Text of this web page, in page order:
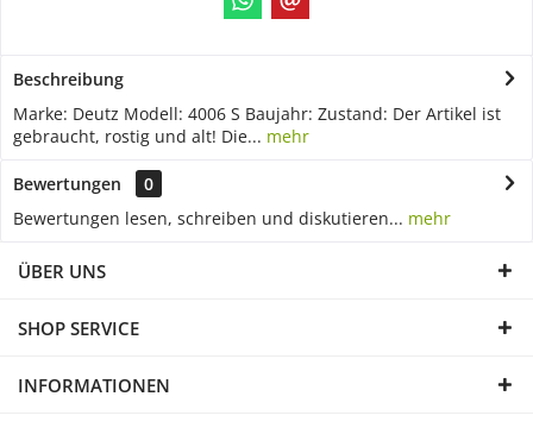
Beschreibung
Marke: Deutz Modell: 4006 S Baujahr: Zustand: Der Artikel ist
gebraucht, rostig und alt! Die... mehr
Bewertungen
0
Bewertungen lesen, schreiben und diskutieren... mehr
ÜBER UNS
SHOP SERVICE
INFORMATIONEN